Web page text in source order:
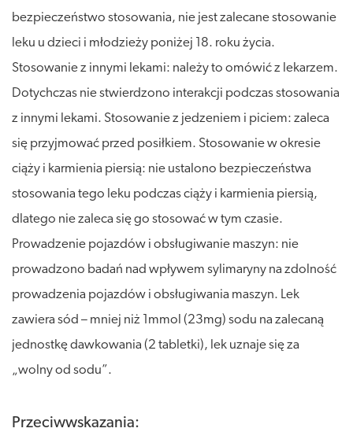
bezpieczeństwo stosowania, nie jest zalecane stosowanie
leku u dzieci i młodzieży poniżej 18. roku życia.
Stosowanie z innymi lekami: należy to omówić z lekarzem.
Dotychczas nie stwierdzono interakcji podczas stosowania
z innymi lekami. Stosowanie z jedzeniem i piciem: zaleca
się przyjmować przed posiłkiem. Stosowanie w okresie
ciąży i karmienia piersią: nie ustalono bezpieczeństwa
stosowania tego leku podczas ciąży i karmienia piersią,
dlatego nie zaleca się go stosować w tym czasie.
Prowadzenie pojazdów i obsługiwanie maszyn: nie
prowadzono badań nad wpływem sylimaryny na zdolność
prowadzenia pojazdów i obsługiwania maszyn. Lek
zawiera sód – mniej niż 1mmol (23mg) sodu na zalecaną
jednostkę dawkowania (2 tabletki), lek uznaje się za
„wolny od sodu”.
Przeciwwskazania: